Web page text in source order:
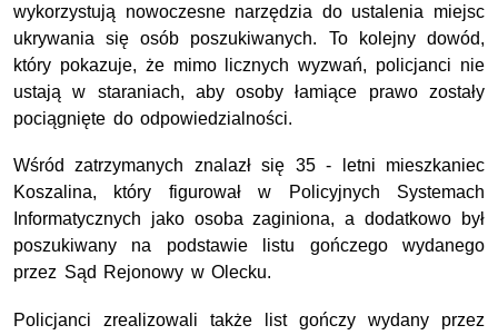
wykorzystują nowoczesne narzędzia do ustalenia miejsc
ukrywania się osób poszukiwanych. To kolejny dowód,
który pokazuje, że mimo licznych wyzwań, policjanci nie
ustają w staraniach, aby osoby łamiące prawo zostały
pociągnięte do odpowiedzialności.
Wśród zatrzymanych znalazł się 35 - letni mieszkaniec
Koszalina, który figurował w Policyjnych Systemach
Informatycznych jako osoba zaginiona, a dodatkowo był
poszukiwany na podstawie listu gończego wydanego
przez Sąd Rejonowy w Olecku.
Policjanci zrealizowali także list gończy wydany przez